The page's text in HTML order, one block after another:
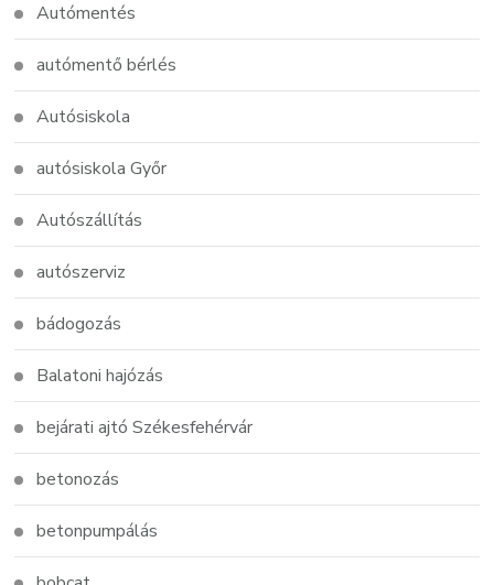
Autómentés
autómentő bérlés
Autósiskola
autósiskola Győr
Autószállítás
autószerviz
bádogozás
Balatoni hajózás
bejárati ajtó Székesfehérvár
betonozás
betonpumpálás